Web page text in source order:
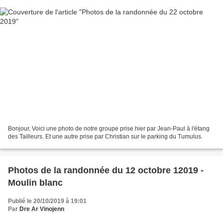
Bonjour, Voici une photo de notre groupe prise hier par Jean-Paul à l'étang
des Tailleurs. Et une autre prise par Christian sur le parking du Tumulus.
Photos de la randonnée du 12 octobre 12019 -
Moulin blanc
Publié le 20/10/2019 à 19:01
Par Dre Ar Vinojenn